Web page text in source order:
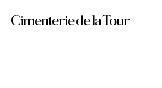
Cimenterie de la Tour